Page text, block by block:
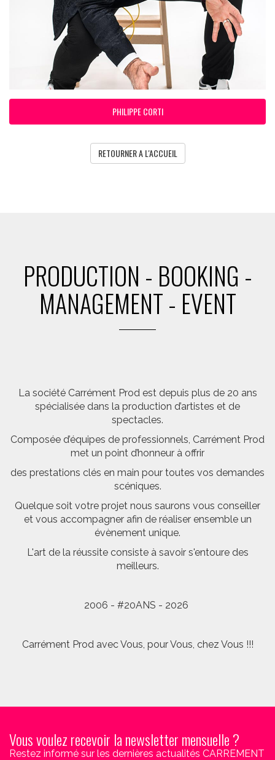
PHILIPPE CORTI
RETOURNER A L'ACCUEIL
PRODUCTION - BOOKING -
MANAGEMENT - EVENT
La société Carrément Prod est depuis plus de 20 ans
spécialisée dans la production d’artistes et de
spectacles.
Composée d’équipes de professionnels, Carrément Prod
met un point d’honneur à offrir
des prestations clés en main pour toutes vos demandes
scéniques.
Quelque soit votre projet nous saurons vous conseiller
et vous accompagner afin de réaliser ensemble un
évènement unique.
L'art de la réussite consiste à savoir s'entoure des
meilleurs.
2006 - #20ANS - 2026
Carrément Prod avec Vous, pour Vous, chez Vous !!!
Vous voulez recevoir la newsletter mensuelle ?
Restez informé sur les dernières actualités CARREMENT